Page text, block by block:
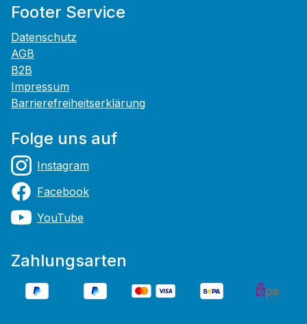
Footer Service
Datenschutz
AGB
B2B
Impressum
Barrierefreiheitserklärung
Folge uns auf
Instagram
Facebook
YouTube
Zahlungsarten